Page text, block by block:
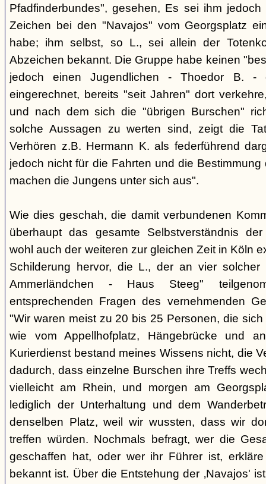
Pfadfinderbundes", gesehen, Es sei ihm
Zeichen bei den "Navajos" vom Georgsplatz
habe; ihm selbst, so L., sei allein der
Abzeichen bekannt. Die Gruppe habe keinen
jedoch einen Jugendlichen - Thoedor B. -
eingerechnet, bereits "seit Jahren" dort
und nach dem sich die "übrigen Burschen"
solche Aussagen zu werten sind, zeigt die
Verhören z.B. Hermann K. als federführend
jedoch nicht für die Fahrten und die
machen die Jungens unter sich aus".
Wie dies geschah, die damit verbundenen
überhaupt das gesamte Selbstverständnis
wohl auch der weiteren zur gleichen Zeit in Köln
Schilderung hervor, die L., der an vier
Ammerländchen - Haus Steeg"
entsprechenden Fragen des vernehmenden
"Wir waren meist zu 20 bis 25 Personen, die
wie vom Appellhofplatz, Hängebrücke und
Kurierdienst bestand meines Wissens nicht, die
dadurch, dass einzelne Burschen ihre Treffs
vielleicht am Rhein, und morgen am
lediglich der Unterhaltung und dem
denselben Platz, weil wir wussten, dass wir
treffen würden. Nochmals befragt, wer die
geschaffen hat, oder wer ihr Führer ist,
bekannt ist. Über die Entstehung der ‚Navajos'